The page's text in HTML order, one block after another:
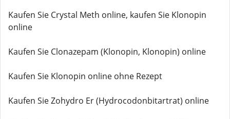
Kaufen Sie Crystal Meth online, kaufen Sie Klonopin
online
Kaufen Sie Clonazepam (Klonopin, Klonopin) online
Kaufen Sie Klonopin online ohne Rezept
Kaufen Sie Zohydro Er (Hydrocodonbitartrat) online